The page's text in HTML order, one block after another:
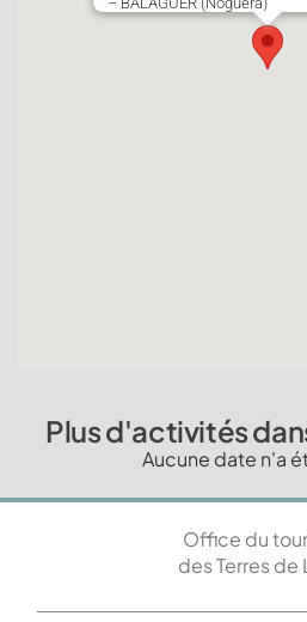
Plus d'activités
Aucune date n'a
Office du
des Terres de